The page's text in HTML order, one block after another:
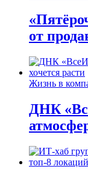
от
Жизнь в
ДНК